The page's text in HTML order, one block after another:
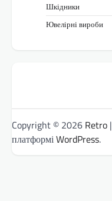
Шкідники
Ювелірні вироби
Copyright © 2026 Retro
платформіWordPress.